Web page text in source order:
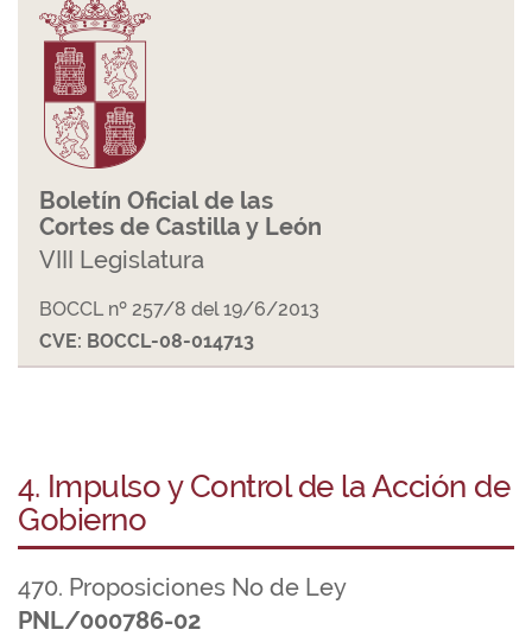
Boletín Oficial de las
Cortes de Castilla y León
VIII Legislatura
BOCCL nº 257/8 del 19/6/2013
CVE: BOCCL-08-014713
4. Impulso y Control de la Acción de
Gobierno
470. Proposiciones No de Ley
PNL/000786-02